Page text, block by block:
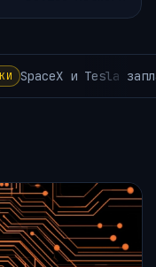
SpaceX и Tesla